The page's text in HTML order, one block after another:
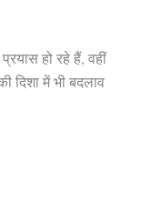
हो रहे हैं, वहीं
दिशा में भी बदलाव